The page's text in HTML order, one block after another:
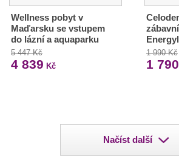
Wellness pobyt v
Maďarsku se vstupem
do lázní a aquaparku
5 447 Kč
4 839 Kč
1 990 Kč
1 790
Načíst další